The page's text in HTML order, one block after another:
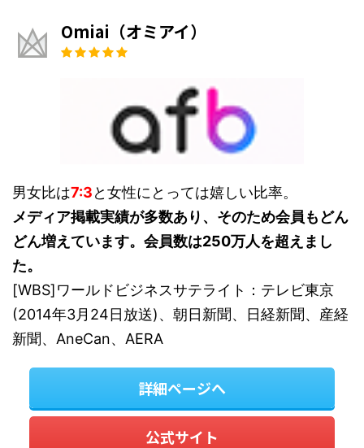
Omiai（オミアイ）
男女比は7:3と女性にとっては嬉しい比率。
メディア掲載実績が多数あり、そのため会員もどん
どん増えています。会員数は250万人を超えまし
た。
[WBS]ワールドビジネスサテライト：テレビ東京
(2014年3月24日放送)、朝日新聞、日経新聞、産経
新聞、AneCan、AERA
詳細ページへ
公式サイト